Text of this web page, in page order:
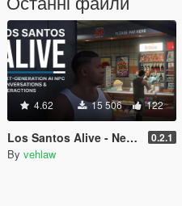
4.62 15 506 122
Los Santos Alive - Next Generation AI NPCs 0.2.1
By vehlaw